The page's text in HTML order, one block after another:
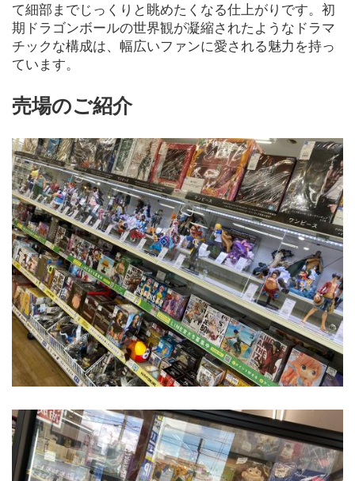
て細部までじっくりと眺めたくなる仕上がりです。初
期ドラゴンボールの世界観が凝縮されたようなドラマ
チックな構成は、幅広いファンに愛される魅力を持っ
ています。
売場のご紹介